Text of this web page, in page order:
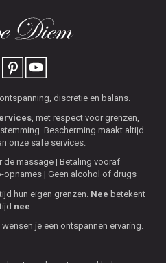
discretie en balans.
, met respect voor grenzen,
Bescherming maakt altijd
onze safe services.
de massage
Betaling vooraf
opnames Geen alcohol of drugs
hun eigen grenzen. Nee betekent
nee
je een ontspannen ervaring.